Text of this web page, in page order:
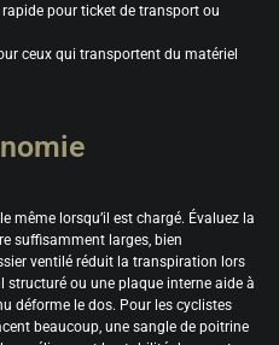
pour ticket de transport ou
ceux qui transportent du matériel
même lorsqu’il est chargé. Évaluez la
suffisamment larges, bien
ventilé réduit la transpiration lors
ou une plaque interne aide à
déforme le dos. Pour les cyclistes
beaucoup, une sangle de poitrine